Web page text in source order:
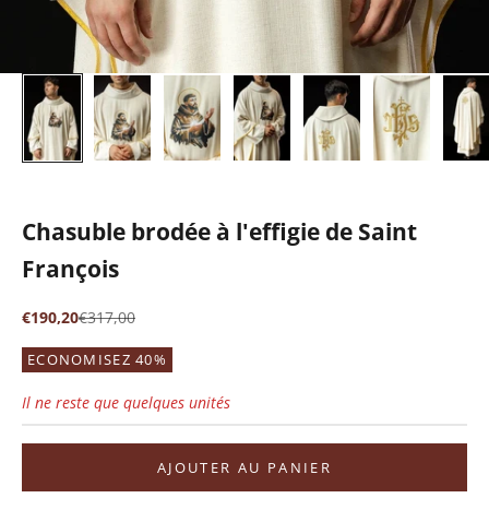
Chasuble brodée à l'effigie de Saint
François
Prix de vente
€190,20Prix normal
€317,00
ECONOMISEZ 40%
Il ne reste que quelques unités
AJOUTER AU PANIER